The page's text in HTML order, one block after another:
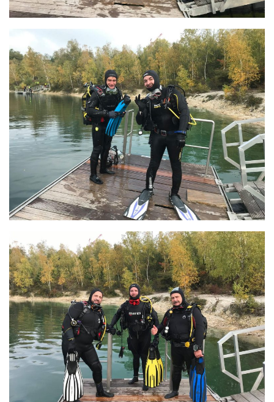
Agenda
Résultats Compétitions
MATERIEL
Section Matériel
Occasions